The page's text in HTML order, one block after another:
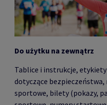
Do użytku na zewnątrz
Tablice i instrukcje,
dotyczące
sportowe, bilety (pokazy,